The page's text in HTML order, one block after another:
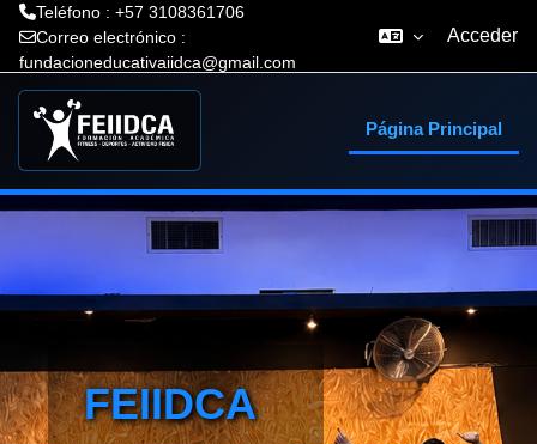
Teléfono : +57 3108361706
Correo electrónico :
fundacioneducativaiidca@gmail.com
Acceder
Página Principal
FEIIDCA